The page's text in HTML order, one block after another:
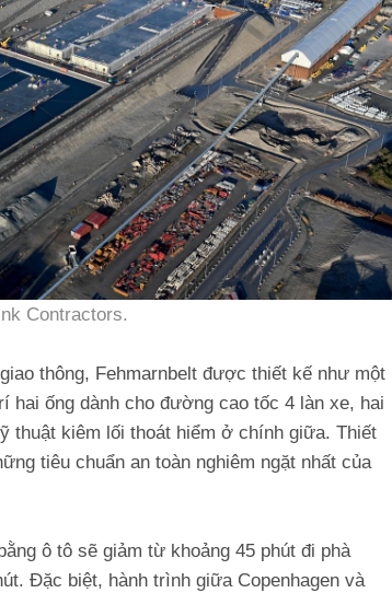
Contractors.
thông, Fehmarnbelt được thiết kế như một
ống dành cho đường cao tốc 4 làn xe, hai
thuật kiêm lối thoát hiểm ở chính giữa. Thiết
tiêu chuẩn an toàn nghiêm ngặt nhất của
ô tô sẽ giảm từ khoảng 45 phút đi phà
Đặc biệt, hành trình giữa Copenhagen và